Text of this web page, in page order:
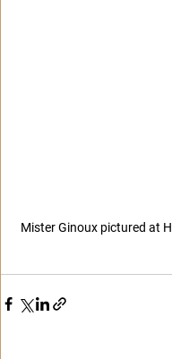
Mister Ginoux pictured at